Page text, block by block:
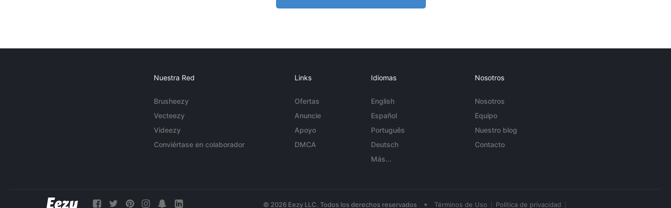
Nuestra Red
Brusheezy
Vecteezy
Videezy
Conviértase en colaborador
Links
Ofertas
Anuncie
Apoyo
DMCA
Idiomas
English
Español
Português
Deutsch
Más...
Nosotros
Nosotros
Equipo
Nuestro blog
Contacto
© 2026 Eezy LLC. Todos los derechos reservados • Términos de Uso Política de privacidad